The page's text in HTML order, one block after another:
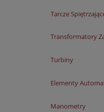
Tarcze
Transformatory
Turbiny
Elementy
Manometry